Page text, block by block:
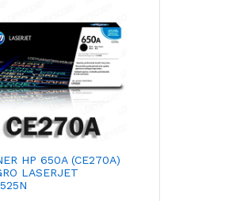
HP 650A (CE270A)
LASERJET